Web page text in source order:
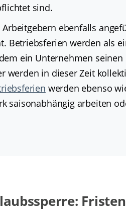
sind.
ebenfalls
Betriebsferien werden als
ein Unternehmen
werden in dieser Zeit
werden ebenso
saisonabhängig arbeiten